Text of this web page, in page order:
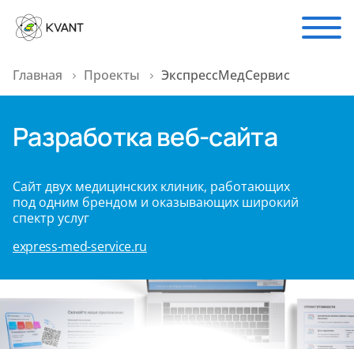
Главная Проекты ЭкспрессМедСервис
Разработка веб-сайта
Сайт двух медицинских клиник, работающих
под одним брендом и оказывающих широкий
спектр услуг
express-med-service.ru